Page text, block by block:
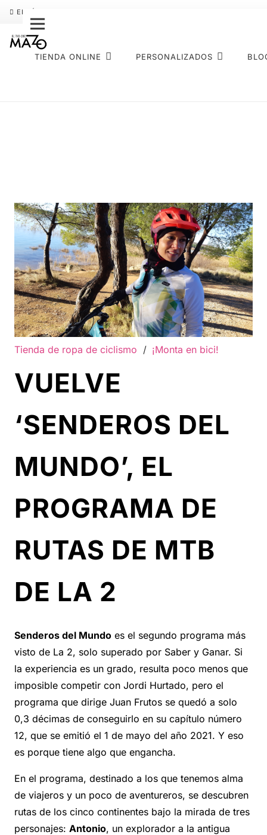
ENVÍO GRATIS
TIENDA ONLINE PERSONALIZADOS
Tienda de ropa de ciclismo / ¡Monta en bici!
VUELVE
‘SENDEROS DEL
MUNDO’, EL
PROGRAMA DE
RUTAS DE MTB
DE LA 2
Senderos del Mundo es el segundo programa más
visto de La 2, solo superado por Saber y Ganar. Si
la experiencia es un grado, resulta poco menos que
imposible competir con Jordi Hurtado, pero el
programa que dirige Juan Frutos se quedó a solo
0,3 décimas de conseguirlo en su capítulo número
12, que se emitió el 1 de mayo del año 2021. Y eso
es porque tiene algo que engancha.
En el programa, destinado a los que tenemos alma
de viajeros y un poco de aventureros, se descubren
rutas de los cinco continentes bajo la mirada de tres
personajes: Antonio, un explorador a la antigua